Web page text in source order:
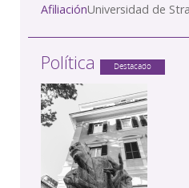
AfiliaciónUniversidad de
Política Destacado